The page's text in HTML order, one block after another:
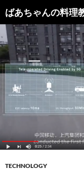
ン
テ
ン
ツ
へ
ス
ッ
プ
索
TECHNOLOGY